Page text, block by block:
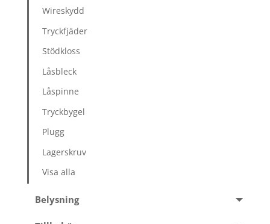
Wireskydd
Tryckfjäder
Stödkloss
Låsbleck
Låspinne
Tryckbygel
Plugg
Lagerskruv
Visa alla
Belysning